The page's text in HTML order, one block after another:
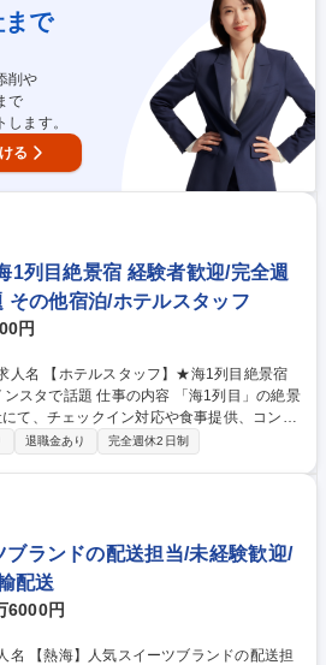
問い合わせ対応■スマートコネクト（当社
Workspaceのアカウント登録、削除及び問
ループ
まで
削や
で
ます。
る
1列目絶景宿 経験者歓迎/完全週
その他宿泊/ホテルスタッフ
円
容 「海1列目」の絶景
て、チェックイン対応や食事提供、コンシ
全般をお任せします。最高のロケーション
ュアルを超えてお客様一人ひとりに寄り添
境です。 ■将来的には後輩育成や、施設支
営本部（人事・企画等）へのステップアッ
す。 募集職種 【ホテルスタ
歓迎/完全週休2日/インスタで話題
退職金あり 完全週休2日制
ブランドの配送担当/未経験歓迎/
配送
6000円